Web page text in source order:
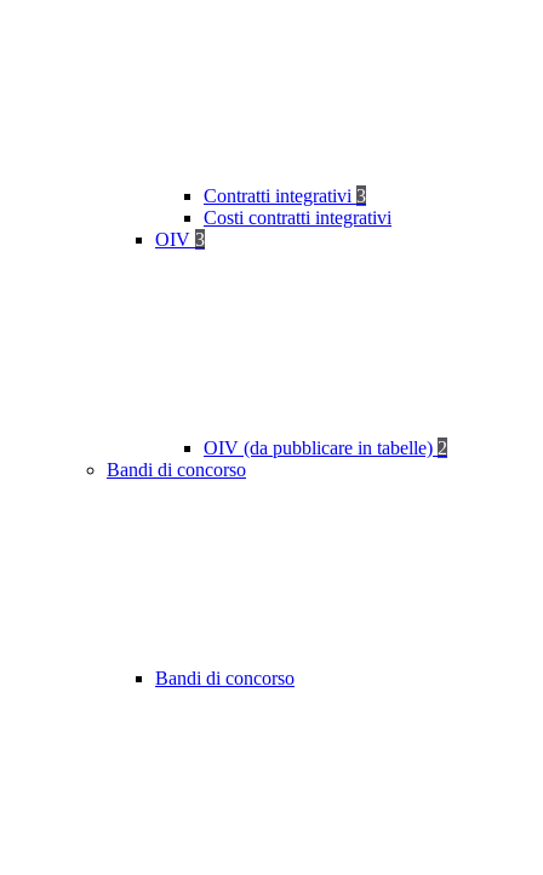
Contratti integrativi 3
Costi contratti integrativi
OIV 3
OIV (da pubblicare in tabelle) 2
Bandi di concorso
Bandi di concorso